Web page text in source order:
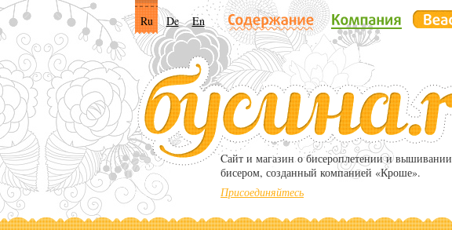
Ru De En
Cайт и магазин о бисероплетении и вышивании
бисером, созданный компанией «Кроше».
Присоединяйтесь